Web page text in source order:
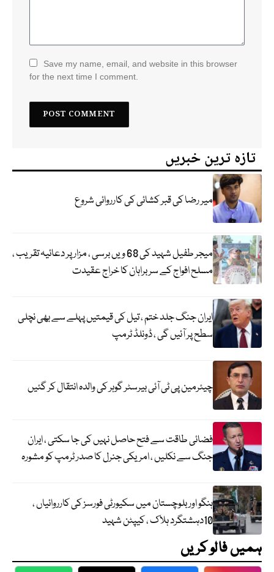
Save my name, email, and website in this browser
for the next time I comment.
تازہ ترین خبریں
میر رضا کی قبر کشائی کی کارروائی شروع
میجر طفیل شہید کی 68 ویں برسی ، مزار پر دعائیہ تقریب ،
مسلح افواج کے سربراہان کا خراج عقیدت
ایران جنگ جلد ختم ، تیل کی قیمتیں پہلے سے بھی نچلی
سطح پر آئیں گی ، ڈونلڈ ٹرمپ
چیئرمین پی ٹی آئی بیرسٹر گوہر کی والدہ انتقال کر گئیں
فضائی طاقت سے فتح حاصل نہیں کی جا سکتی ، ایران
جنگ سے نکلیں ، امریکی جنرل کا صدر ٹرمپ کو مشورہ
ہنگو اور بلوچستان میں سکیورٹی فورسز کی کارروائیاں ،
10دہشتگرد ہلاک ، کیپٹن شہید
ہمیں فالو کریں